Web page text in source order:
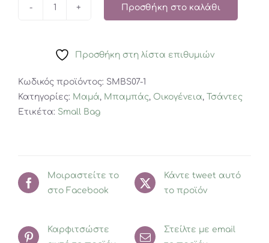
bag
Προσθήκη στο καλάθι
Προσθήκη στη λίστα επιθυμιών
Κωδικός προϊόντος: SMBS07-1
Κατηγορίες: Μαμά, Μπαμπάς, Οικογένεια,
Τσάντες
Ετικέτα: Small Bag
Μοιραστείτε το
στο Facebook
Κάντε tweet αυτό
το προϊόν
Καρφιτσώστε
Στείλτε με email